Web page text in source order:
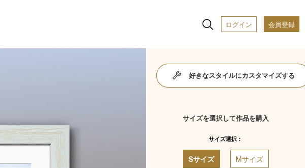
ログイン 会員登録
好きなスタイルにカスタマイズする
サイズを選択して作品を購入
サイズ選択：
Sサイズ Mサイズ